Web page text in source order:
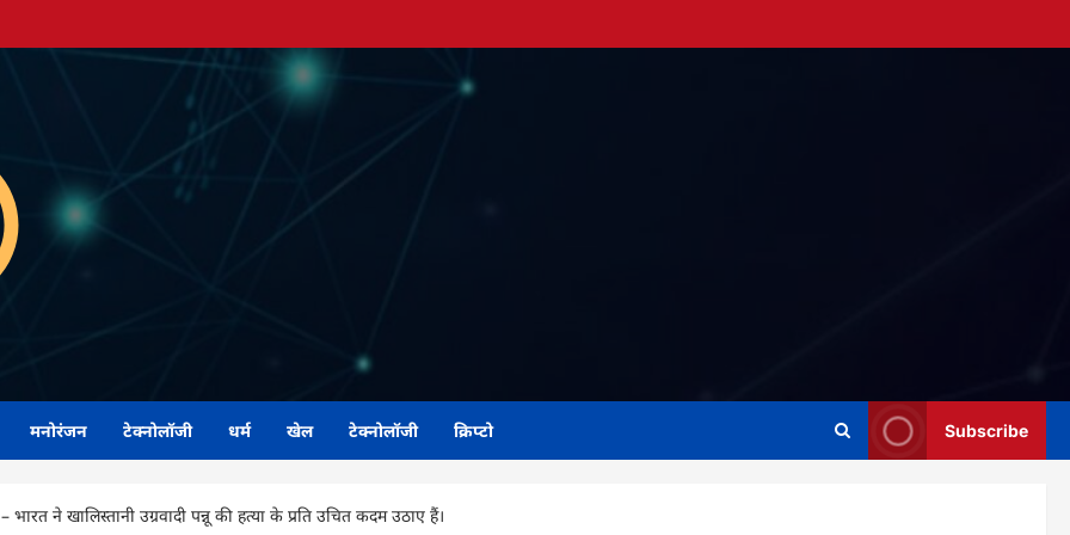
मनोरंजन टेक्नोलॉजी धर्म खेल टेक्नोलॉजी क्रिप्टो Subscribe
ने खालिस्तानी उग्रवादी पन्नू की हत्या के प्रति उचित कदम उठाए हैं।